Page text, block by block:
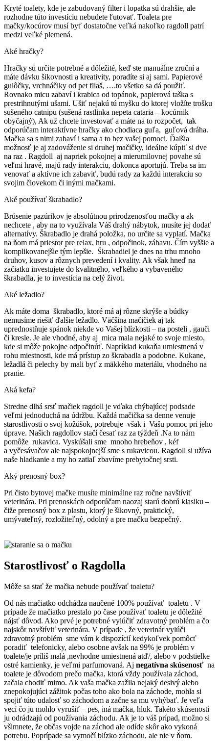
Kryté toalety, kde je zabudovaný filter i lopatka sú drahšie, ale
rozhodne túto investíciu nebudete ľutovať. Toaleta pre
mačky/kocúrov musí byť dostatočne veľká nakoľko ragdoll patrí
medzi veľké plemená.
Aké hračky?
Hračky sú určite potrebné a dôležité, keď ste manuálne zruční a
máte dávku šikovnosti a kreativity, poradíte si aj sami. Papierové
gulôčky, vrchnáčiky od pet fliaš, ….to všetko sa dá použiť.
Rovnako micu zabaví i krabica od topánok, papierová taška s
prestrihnutými ušami. Ušiť nejakú tú myšku do ktorej vložíte trošku
sušeného catnipu (sušená rastlinka nepeta cataria – kocúrnik
obyčajný), Ak už chcete investovať a máte na to rozpočet, tak
odporúčam interaktívne hračky ako chodiaca guľa, guľová dráha.
Mačka sa s nimi zabaví i sama a to bez vašej pomoci. Ďalšia
možnosť je aj zadováženie si druhej mačičky, ideálne kúpiť si dve
na raz . Ragdoll aj napriek pokojnej a mierumilovnej povahe sú
veľmi hravé, majú rady interakciu, dokonca aportujú. Treba sa im
venovať a aktívne ich zabaviť, budú rady za každú interakciu so
svojim človekom či inými mačkami.
Aké používať škrabadlo?
Brúsenie pazúrikov je absolútnou prirodzenosťou mačky a ak
nechcete , aby na to využívala Váš drahý nábytok, musíte jej dodať
alternatívy. Škrabadlo je drahá položka, no určite sa vyplatí. Mačka
na ňom má priestor pre relax, hru , odpočinok, zábavu. Čím vyššie a
komplikovanejšie tým lepšie. Škrabadiel je dnes na trhu mnoho
druhov, kusov a rôznych prevedení i kvality. Ak však hneď na
začiatku investujete do kvalitného, veľkého a vybaveného
škrabadla, je to investícia na celý život.
Aké ležadlo?
Ak máte doma škrabadlo, ktoré má aj rôzne skrýše a búdky
nemusíme riešiť ďalšie ležadlo. Väčšina mačičiek aj tak
uprednostňuje spánok niekde vo Vašej blízkosti – na posteli , gauči
či kresle. Je ale vhodné, aby aj mica mala nejaké to svoje miesto,
kde si môže pokojne odpočinúť. Napríklad kukaňa umiestnená v
rohu miestnosti, kde má prístup zo škrabadla a podobne. Kukane,
ležadlá či pelechy by mali byť z mäkkého materiálu, vhodného na
pranie.
Aká kefa?
Stredne dlhá srsť mačiek ragdoll je vďaka chýbajúcej podsade
veľmi jednoduchá na údržbu. Každá mačička sa denne venuje
starostlivosti o svoj kožúšok, potrebuje však i Vašu pomoc pri jeho
úprave. Našich ragdollov stačí česať raz za týždeň .Na to nám
pomôže rukavica. Vyskúšali sme mnoho hrebeňov , kéf
a vyčesávačov ale najspokojnejší sme s rukavicou. Ragdoll si užíva
naše hladkanie a my ho zatiaľ zbavíme prebytočnej srsti.
Aký prenosný box?
Pri čisto bytovej mačke musíte minimálne raz ročne navštíviť
veterinára. Pri prenoskách odporúčam naozaj starú dobrú klasiku –
čiže prenosný box z plastu, ktorý je šikovný, praktický,
umývateľný, rozložiteľný, odolný a pre mačku bezpečný.
Starostlivosť o Ragdolla
Môže sa stať že mačka nebude používať toaletu?
Od nás mačiatko odchádza naučené 100% používať toaletu . V
prípade že mačiatko prestalo po čase používať toaletu je dôležité
nájsť dôvod. Ako prvé je potrebné vylúčiť zdravotný problém a čo
najskôr navštíviť veterinára. V prípade , že veterinár vylúči
zdravotný problém sme vám k dispozícií kedykoľvek pomôcť
poradiť telefonicky, alebo osobne avšak na 99% je problém v
toalete/je príliš malá ,nevhodne umiestnená atď/, alebo v podstielke
ostré kamienky, je veľmi parfumovaná. Aj negatívna skúsenosťna
toalete je dôvodom prečo mačka, ktorá vždy používala záchod,
začala chodiť mimo. Ak vaša mačka zažila nejaký desivý alebo
znepokojujúci zážitok počas toho ako bola na záchode, mohla si
spojiť túto udalosť so záchodom a začne sa mu vyhýbať. Je veľa
vecí čo ju mohlo vyrušiť – pes, iná mačka, hluk. Takéto skúsenosti
ju odrádzajú od používania záchodu. Ak je to váš prípad, možno si
všimnete, že občas vojde na záchod ale odíde skôr ako vykoná
potrebu. Poprípade sa vymočí blízko záchodu, ale nie v ňom.